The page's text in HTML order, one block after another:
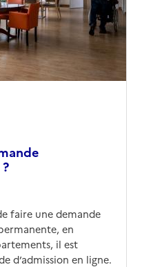
faire une demande
en
il est
d’admission en ligne.